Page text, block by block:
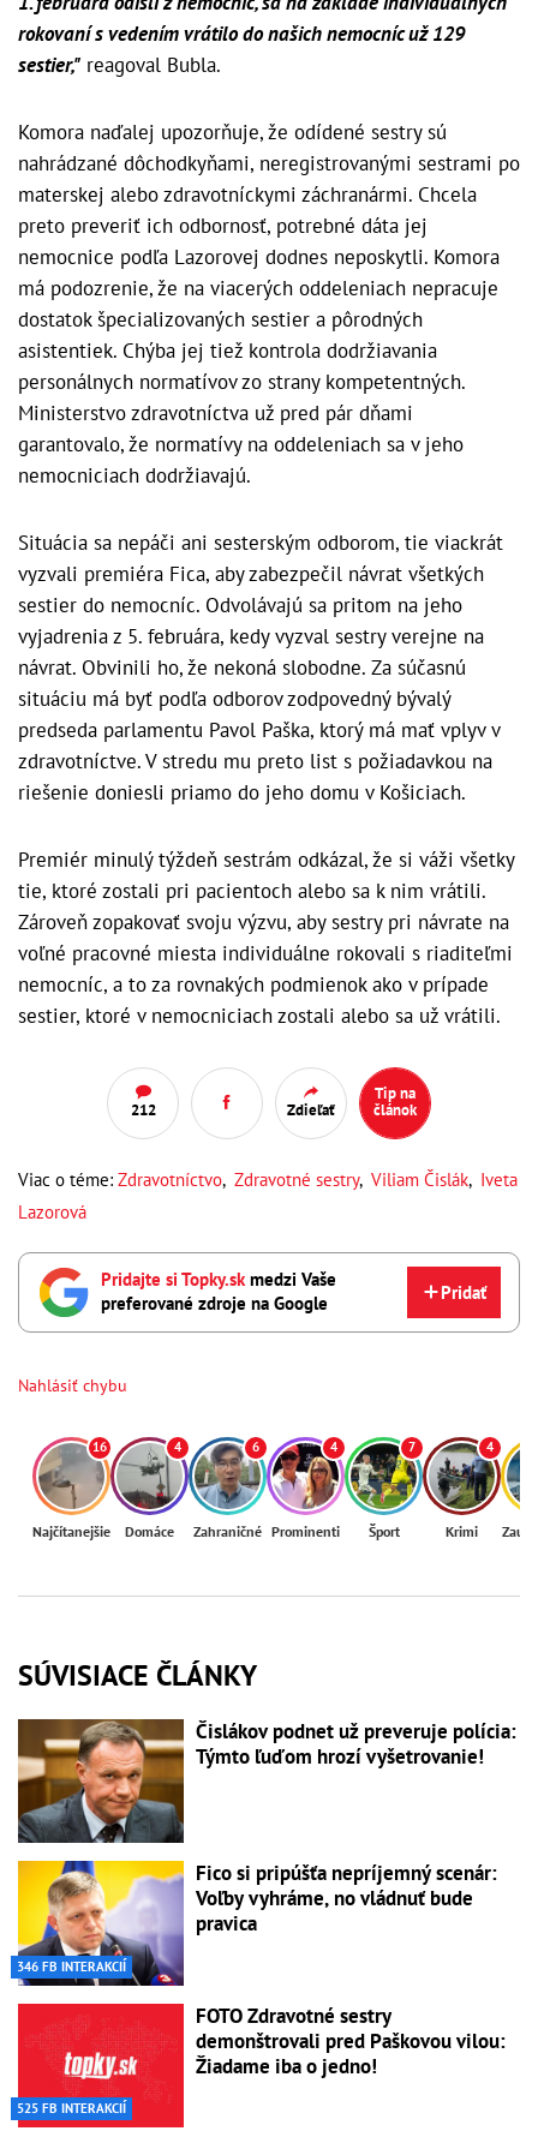
rokovaní s vedením vrátilo do našich nemocníc už 129
sestier," reagoval Bubla.
Komora naďalej upozorňuje, že odídené sestry sú
nahrádzané dôchodkyňami, neregistrovanými sestrami po
materskej alebo zdravotníckymi záchranármi. Chcela
preto preveriť ich odbornosť, potrebné dáta jej
nemocnice podľa Lazorovej dodnes neposkytli. Komora
má podozrenie, že na viacerých oddeleniach nepracuje
dostatok špecializovaných sestier a pôrodných
asistentiek. Chýba jej tiež kontrola dodržiavania
personálnych normatívov zo strany kompetentných.
Ministerstvo zdravotníctva už pred pár dňami
garantovalo, že normatívy na oddeleniach sa v jeho
nemocniciach dodržiavajú.
Situácia sa nepáči ani sesterským odborom, tie viackrát
vyzvali premiéra Fica, aby zabezpečil návrat všetkých
sestier do nemocníc. Odvolávajú sa pritom na jeho
vyjadrenia z 5. februára, kedy vyzval sestry verejne na
návrat. Obvinili ho, že nekoná slobodne. Za súčasnú
situáciu má byť podľa odborov zodpovedný bývalý
predseda parlamentu Pavol Paška, ktorý má mať vplyv v
zdravotníctve. V stredu mu preto list s požiadavkou na
riešenie doniesli priamo do jeho domu v Košiciach.
Premiér minulý týždeň sestrám odkázal, že si váži všetky
tie, ktoré zostali pri pacientoch alebo sa k nim vrátili.
Zároveň zopakovať svoju výzvu, aby sestry pri návrate na
voľné pracovné miesta individuálne rokovali s riaditeľmi
nemocníc, a to za rovnakých podmienok ako v prípade
sestier, ktoré v nemocniciach zostali alebo sa už vrátili.
212 Zdieľať
Tip na
článok
Viac o téme: Zdravotníctvo, Zdravotné sestry, Viliam Čislák, Iveta
Lazorová
Pridajte si Topky.skmedzi Vaše
preferované zdroje na Google
Pridať
Nahlásiť chybu
16
Najčítanejšie
4
Domáce
6
Zahraničné
4
Prominenti
7
Šport
4
Krimi
SÚVISIACE ČLÁNKY
Čislákov podnet už preveruje polícia:
Týmto ľuďom hrozí vyšetrovanie!
346 FB INTERAKCIÍ
Fico si pripúšťa nepríjemný scenár:
Voľby vyhráme, no vládnuť bude
pravica
525 FB INTERAKCIÍ
FOTO Zdravotné sestry
demonštrovali pred Paškovou vilou:
Žiadame iba o jedno!